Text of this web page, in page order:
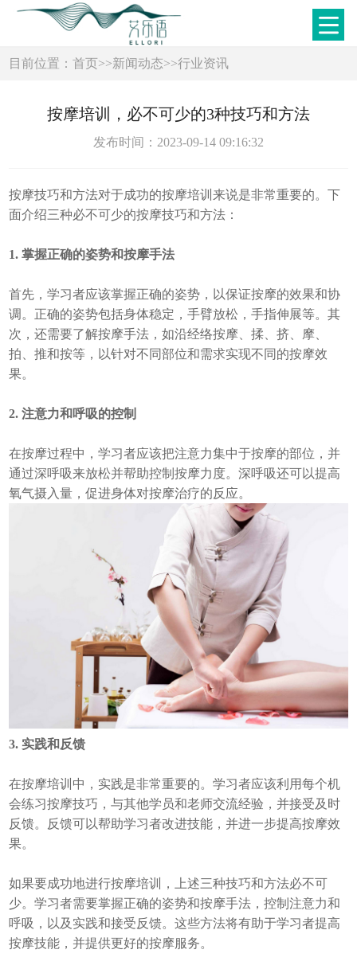
目前位置：首页>>新闻动态>>行业资讯
按摩培训，必不可少的3种技巧和方法
发布时间：2023-09-14 09:16:32
按摩技巧和方法对于成功的按摩培训来说是非常重要的。下
面介绍三种必不可少的按摩技巧和方法：
1. 掌握正确的姿势和按摩手法
首先，学习者应该掌握正确的姿势，以保证按摩的效果和协
调。正确的姿势包括身体稳定，手臂放松，手指伸展等。其
次，还需要了解按摩手法，如沿经络按摩、揉、挤、摩、
拍、推和按等，以针对不同部位和需求实现不同的按摩效
果。
2. 注意力和呼吸的控制
在按摩过程中，学习者应该把注意力集中于按摩的部位，并
通过深呼吸来放松并帮助控制按摩力度。深呼吸还可以提高
氧气摄入量，促进身体对按摩治疗的反应。
3. 实践和反馈
在按摩培训中，实践是非常重要的。学习者应该利用每个机
会练习按摩技巧，与其他学员和老师交流经验，并接受及时
反馈。反馈可以帮助学习者改进技能，并进一步提高按摩效
果。
如果要成功地进行按摩培训，上述三种技巧和方法必不可
少。学习者需要掌握正确的姿势和按摩手法，控制注意力和
呼吸，以及实践和接受反馈。这些方法将有助于学习者提高
按摩技能，并提供更好的按摩服务。